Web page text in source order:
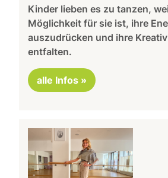
Kinder lieben es zu tanzen,
Möglichkeit für sie ist, ihre
auszudrücken und ihre
entfalten.
alle Infos »